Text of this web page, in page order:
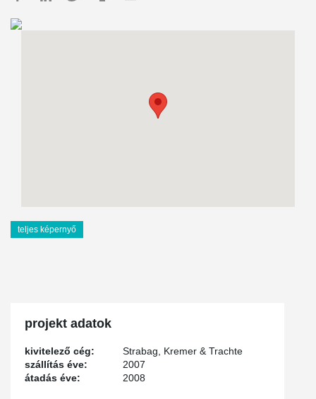
teljes képernyő
projekt adatok
kivitelező cég:
Strabag, Kremer & Trachte
szállítás éve:
2007
átadás éve:
2008